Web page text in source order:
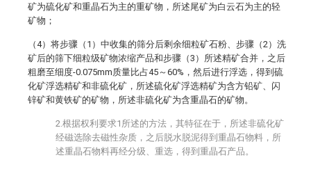
矿为硫化矿和重晶石为主的重矿物，所述尾矿为白云石为主的轻
矿物；
（4）将步骤（1）中收集的筛分后剩余细粒矿石粉、步骤（2）洗
矿后的筛下细粒级矿物浓缩产品和步骤（3）所述精矿合并，之后
粗磨至细度-0.075mm质量比占45～60%，然后进行浮选，得到硫
化矿浮选精矿和非硫化矿，所述硫化矿浮选精矿为含方铅矿、闪
锌矿和黄铁矿的矿物，所述非硫化矿为含重晶石的矿物。
2.根据权利要求1所述的方法，其特征在于，所述非硫化矿
经磁选除去磁性杂质，之后脱水脱泥得到重晶石物料，所
述重晶石物料再经分级、重选，得到重晶石产品。